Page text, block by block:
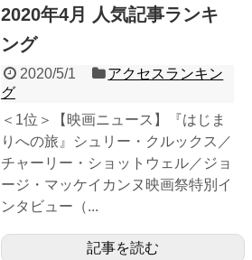
2020年4月 人気記事ランキ
ング
2020/5/1
アクセスランキン
グ
＜1位＞【映画ニュース】『はじま
りへの旅』シュリー・クルックス／
チャーリー・ショットウェル／ジョ
ージ・マッケイカンヌ映画祭特別イ
ンタビュー（...
記事を読む